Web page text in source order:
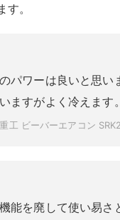
。
パワーは良いと思い
ますがよく冷えます。
工 ビーバーエアコン
能を廃して使い易さ